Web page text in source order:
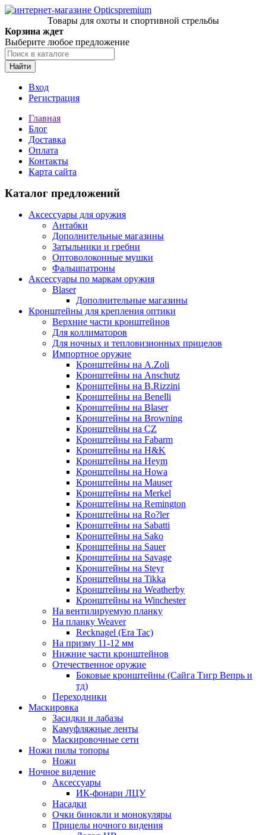
Товары для охоты и спортивной стрельбы
Корзина ждет
Выберите любое предложение
Найти
Вход
Регистрация
Главная
Блог
Доставка
Оплата
Контакты
Карта сайта
Каталог предложений
Аксессуары для оружия
Антабки
Дополнительные магазины
Затыльники и гребни
Оптоволоконные мушки
Фальшпатроны
Аксессуары по маркам оружия
Blaser
Дополнительные магазины
Кронштейны для крепления оптики
Верхние части кронштейнов
Для коллиматоров
Для ночных и тепловизионных прицелов
Импортное оружие
Кронштейны на A.Zoli
Кронштейны на Anschutz
Кронштейны на B.Rizzini
Кронштейны на Benelli
Кронштейны на Blaser
Кронштейны на Browning
Кронштейны на CZ
Кронштейны на Fabarm
Кронштейны на H&K
Кронштейны на Heym
Кронштейны на Howa
Кронштейны на Mauser
Кронштейны на Merkel
Кронштейны на Remington
Кронштейны на Ro?ler
Кронштейны на Sabatti
Кронштейны на Sako
Кронштейны на Sauer
Кронштейны на Savage
Кронштейны на Steyr
Кронштейны на Tikka
Кронштейны на Weatherby
Кронштейны на Winchester
На вентилируемую планку
На планку Weaver
Recknagel (Era Tac)
На призму 11-12 мм
Нижние части кронштейнов
Отечественное оружие
Боковые кронштейны (Сайга Тигр Вепрь и
тд)
Переходники
Маскировка
Засидки и лабазы
Камуфляжные ленты
Маскировочные сети
Ножи пилы топоры
Ножи
Ночное видение
Аксессуары
ИК-фонари ЛЦУ
Насадки
Очки бинокли и монокуляры
Прицелы ночного видения